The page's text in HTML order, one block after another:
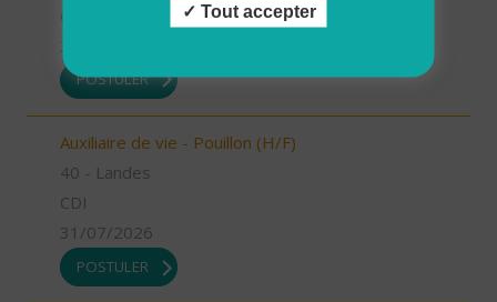
POSTULER
Auxiliaire de vie - Pouillon (H/F)
40 - Landes
CDI
31/07/2026
POSTULER
Tout accepter